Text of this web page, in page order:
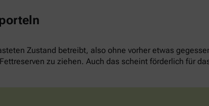
Zustand betreibt, also ohne vorher etwas
zu ziehen. Auch das scheint förderlich für